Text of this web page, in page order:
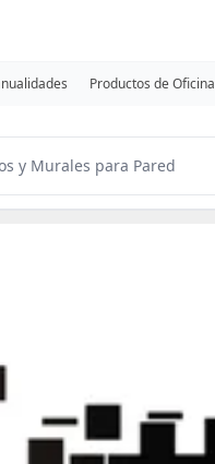
Productos de Oficina
y Murales para Pared